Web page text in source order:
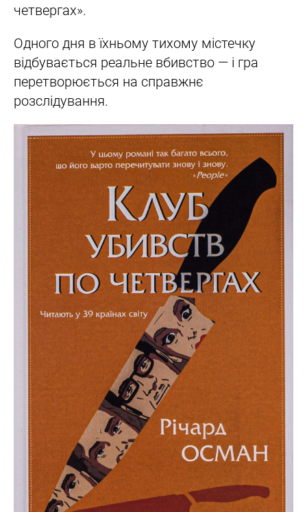
четвергах».
Одного дня в їхньому тихому містечку
відбувається реальне вбивство — і гра
перетворюється на справжнє
розслідування.